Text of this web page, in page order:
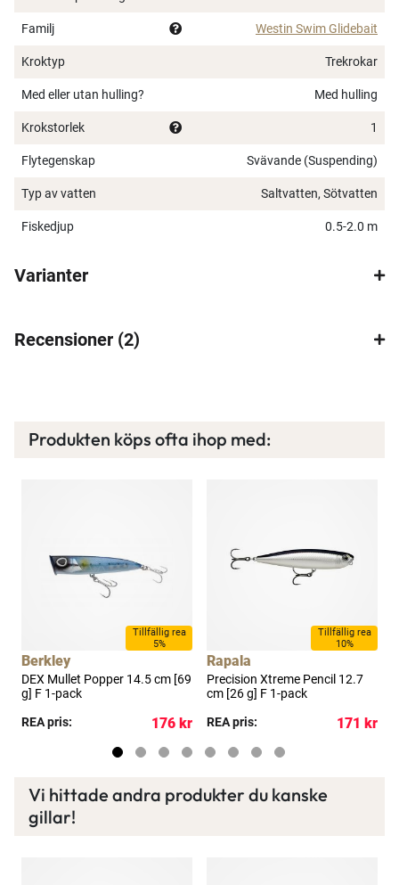
Långkastande design
Detaljerade handmålade färger
Mångsidigt bete – gädda, gös, abborre, bass och
Vikt: 6.5 cm 9 g | 10 cm Low Floating 31 g | 10 cm
Sinking 34 g | 12 cm Suspending 53 g | 12 cm Sinking
Familj Westin Swim Glidebait
Kroktyp Trekrokar
Med eller utan hulling? Med hulling
Krokstorlek 1
Flytegenskap Svävande (Suspending)
Typ av vatten Saltvatten, Sötvatten
Fiskedjup 0.5-2.0 m
Varianter
Recensioner 2
Produkten köps ofta ihop med:
Tillfällig rea
5%
Berkley
DEX Mullet Popper 14.5 cm [69
g] F 1-pack
REA pris:
176 kr
Tillfällig rea
10%
Rapala
Precision Xtreme Pencil 12.7
cm [26 g] F 1-pack
REA pris:
171 kr
Vi hittade andra produkter du kanske
gillar!